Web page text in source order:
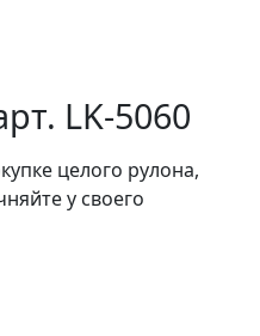
LK-5060
целого рулона,
у своего